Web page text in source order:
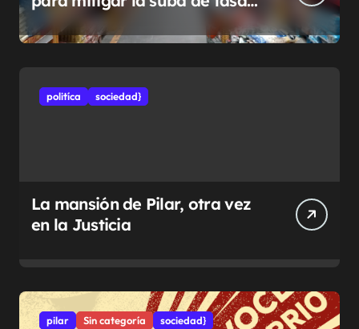
municipales
politíca sociedad}
La mansión de Pilar, otra vez
en la Justicia
pilar Sin categoría sociedad}